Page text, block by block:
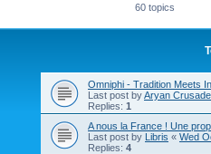
60 topics
Omniphi - Tradition Meets
Last post byAryan
Replies: 1
A nous la France ! Une
Last post by Libris « Wed
Replies: 4